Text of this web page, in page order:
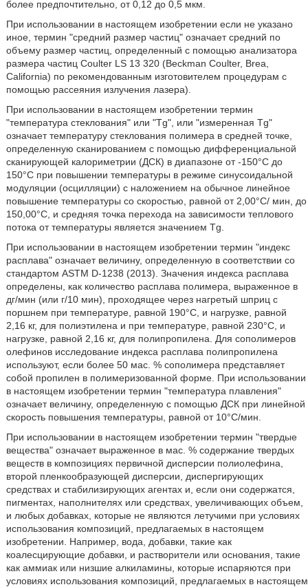
более предпочтительно, от 0,12 до 0,5 мкм.
При использовании в настоящем изобретении если не указано
иное, термин "средний размер частиц" означает средний по
объему размер частиц, определенный с помощью анализатора
размера частиц Coulter LS 13 320 (Beckman Coulter, Brea,
California) по рекомендованным изготовителем процедурам с
помощью рассеяния излучения лазера).
При использовании в настоящем изобретении термин
"температура стеклования" или "Tg", или "измеренная Tg"
означает температуру стеклования полимера в средней точке,
определенную сканированием с помощью дифференциальной
сканирующей калориметрии (ДСК) в диапазоне от -150°С до
150°С при повышении температуры в режиме синусоидальной
модуляции (осцилляции) с наложением на обычное линейное
повышение температуры со скоростью, равной от 2,00°С/ мин, до
150,00°С, и средняя точка перехода на зависимости теплового
потока от температуры является значением Tg.
При использовании в настоящем изобретении термин "индекс
расплава" означает величину, определенную в соответствии со
стандартом ASTM D-1238 (2013). Значения индекса расплава
определены, как количество расплава полимера, выраженное в
дг/мин (или г/10 мин), проходящее через нагретый шприц с
поршнем при температуре, равной 190°С, и нагрузке, равной
2,16 кг, для полиэтилена и при температуре, равной 230°С, и
нагрузке, равной 2,16 кг, для полипропилена. Для сополимеров
олефинов исследование индекса расплава полипропилена
используют, если более 50 мас. % сополимера представляет
собой пропилен в полимеризованной форме. При использовании
в настоящем изобретении термин "температура плавления"
означает величину, определенную с помощью ДСК при линейной
скорость повышения температуры, равной от 10°С/мин.
При использовании в настоящем изобретении термин "твердые
вещества" означает выраженное в мас. % содержание твердых
веществ в композициях первичной дисперсии полиолефина,
второй пленкообразующей дисперсии, диспергирующих
средствах и стабилизирующих агентах и, если они содержатся,
пигментах, наполнителях или средствах, увеличивающих объем,
и любых добавках, которые не являются летучими при условиях
использования композиций, предлагаемых в настоящем
изобретении. Например, вода, добавки, такие как
коалесцирующие добавки, и растворители или основания, такие
как аммиак или низшие алкиламины, которые испаряются при
условиях использования композиций, предлагаемых в настоящем